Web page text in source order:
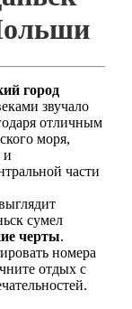
город
звучало
отличным
моря,
и
части
сумел
черты.
номера
отдых с